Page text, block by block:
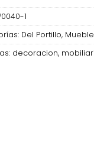
1
Del Portillo,
decoracion,